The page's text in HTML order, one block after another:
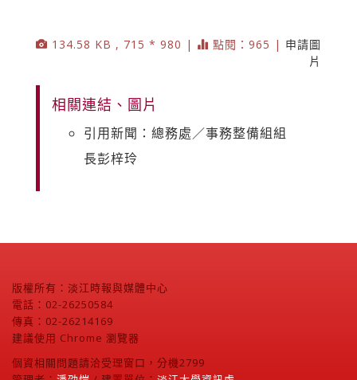
134.58 KB , 715 * 980 | 點閱：965 | 申請圖
片
相關連結、圖片
引用新聞：總務處／事務整備組組
長彭梓玲
版權所有：淡江時報與媒體中心
電話：02-26250584
傳真：02-26214169
建議使用 Chrome 瀏覽器
個資相關問題請洽受理窗口，分機2799